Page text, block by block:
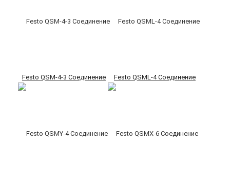
Festo QSM-4-3 Соединение Festo QSML-4 Соединение